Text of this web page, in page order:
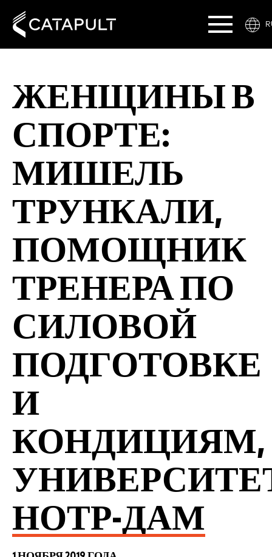
ЖЕНЩИНЫ В
СПОРТЕ:
МИШЕЛЬ
ТРУНКАЛИ,
ПОМОЩНИК
ТРЕНЕРА ПО
СИЛОВОЙ
ПОДГОТОВКЕ
И
КОНДИЦИЯМ,
НОТР-ДАМ